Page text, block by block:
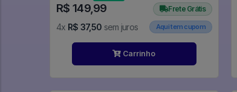
R$ 149,99
4x R$ 37,50 sem juros
Frete Grátis
Aqui tem cupom
Carrinho